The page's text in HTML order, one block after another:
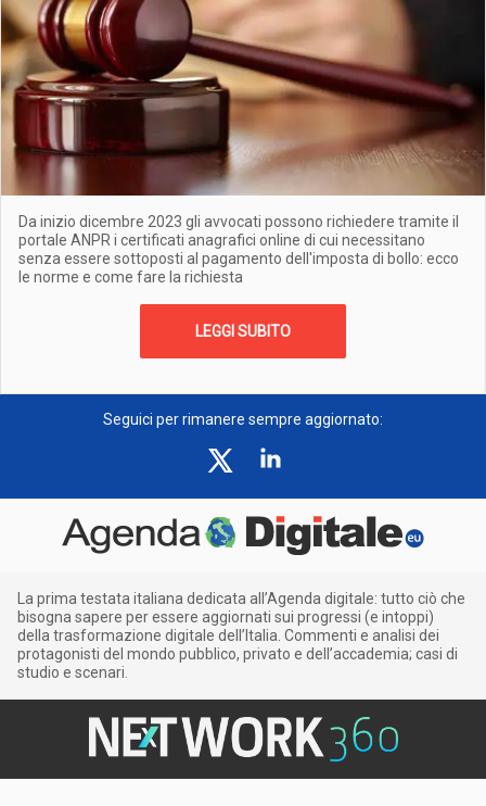
Da inizio dicembre 2023 gli avvocati possono richiedere tramite il
portale ANPR i certificati anagrafici online di cui necessitano
senza essere sottoposti al pagamento dell'imposta di bollo: ecco
le norme e come fare la richiesta
LEGGI SUBITO
Seguici per rimanere sempre aggiornato:
La prima testata italiana dedicata all’Agenda digitale: tutto ciò che
bisogna sapere per essere aggiornati sui progressi (e intoppi)
della trasformazione digitale dell’Italia. Commenti e analisi dei
protagonisti del mondo pubblico, privato e dell’accademia; casi di
studio e scenari.